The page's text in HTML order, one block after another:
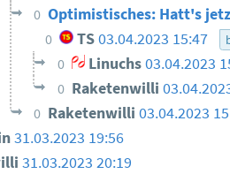
0 Optimistisches: Hatt's
0 TS03.04.2023 15:47
0 Linuchs03.04.2023
0 Raketenwilli
0 Raketenwilli03.04.2023
31.03.2023 19:56
31.03.2023 20:19